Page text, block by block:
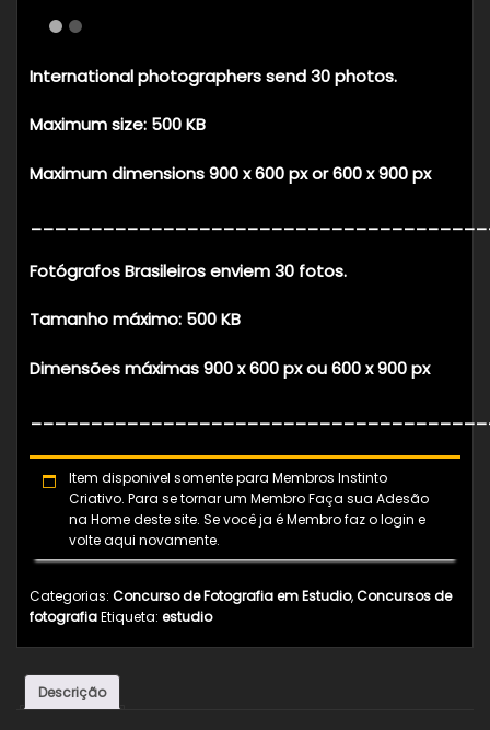
International photographers send 30 photos.
Maximum size: 500 KB
Maximum dimensions 900 x 600 px or 600 x 900 px
Fotógrafos Brasileiros enviem 30 fotos.
Tamanho máximo: 500 KB
Dimensões máximas 900 x 600 px ou 600 x 900 px
Item disponivel somente para Membros Instinto
Criativo. Para se tornar um Membro Faça sua Adesão
na Home deste site. Se você ja é Membro faz o login e
volte aqui novamente.
Categorias: Concurso de Fotografia em Estudio,Concursos de
fotografiaEtiqueta: estudio
Descrição